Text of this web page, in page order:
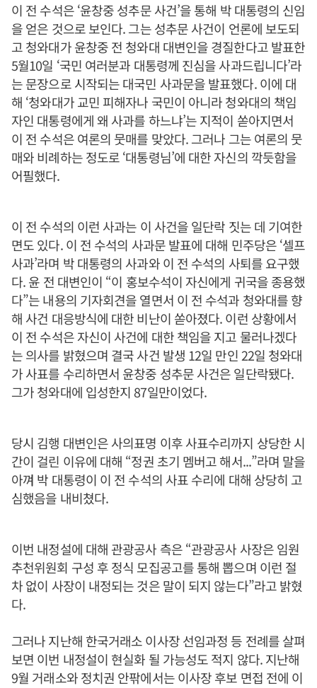
이 전 수석은 ‘윤창중 성추문 사건’을 통해 박 대통령의 신임
을 얻은 것으로 보인다. 그는 성추문 사건이 언론에 보도되
고 청와대가 윤창중 전 청와대 대변인을 경질한다고 발표한
5월10일 ‘국민 여러분과 대통령께 진심을 사과드립니다’라
는 문장으로 시작되는 대국민 사과문을 발표했다. 이에 대
해 ‘청와대가 교민 피해자나 국민이 아니라 청와대의 책임
자인 대통령에게 왜 사과를 하느냐’는 지적이 쏟아지면서
이 전 수석은 여론의 뭇매를 맞았다. 그러나 그는 여론의 뭇
매와 비례하는 정도로 ‘대통령님’에 대한 자신의 깍듯함을
어필했다.
이 전 수석의 이런 사과는 이 사건을 일단락 짓는 데 기여한
면도 있다. 이 전 수석의 사과문 발표에 대해 민주당은 ‘셀프
사과’라며 박 대통령의 사과와 이 전 수석의 사퇴를 요구했
다. 윤 전 대변인이 “이 홍보수석이 자신에게 귀국을 종용했
다”는 내용의 기자회견을 열면서 이 전 수석과 청와대를 향
해 사건 대응방식에 대한 비난이 쏟아졌다. 이런 상황에서
이 전 수석은 자신이 사건에 대한 책임을 지고 물러나겠다
는 의사를 밝혔으며 결국 사건 발생 12일 만인 22일 청와대
가 사표를 수리하면서 윤창중 성추문 사건은 일단락됐다.
그가 청와대에 입성한지 87일만이었다.
당시 김행 대변인은 사의표명 이후 사표수리까지 상당한 시
간이 걸린 이유에 대해 “정권 초기 멤버고 해서...”라며 말을
아껴 박 대통령이 이 전 수석의 사표 수리에 대해 상당히 고
심했음을 내비쳤다.
이번 내정설에 대해 관광공사 측은 “관광공사 사장은 임원
추천위원회 구성 후 정식 모집공고를 통해 뽑으며 이런 절
차 없이 사장이 내정되는 것은 말이 되지 않는다”라고 밝혔
다.
그러나 지난해 한국거래소 이사장 선임과정 등 전례를 살펴
보면 이번 내정설이 현실화 될 가능성도 적지 않다. 지난해
9월 거래소와 정치권 안팎에서는 이사장 후보 면접 전에 이